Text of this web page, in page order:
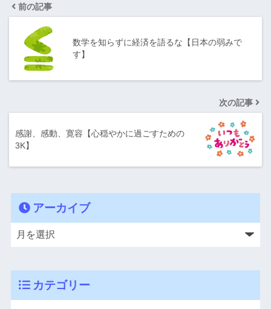
前の記事
数学を知らずに経済を語るな【日本の弱みで
す】
次の記事
感謝、感動、寛容【心穏やかに過ごすための
3K】
アーカイブ
カテゴリー